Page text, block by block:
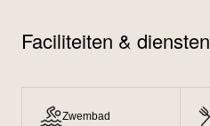
Faciliteiten & diensten
Zwembad